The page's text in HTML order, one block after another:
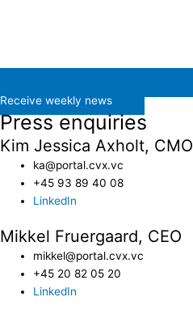
Receive weekly news
Press enquiries
Kim Jessica Axholt, CMO
ka@portal.cvx.vc​
+45 93 89 40 08
LinkedIn
Mikkel Fruergaard, CEO
mikkel@portal.cvx.vc
+45 20 82 05 20
LinkedIn